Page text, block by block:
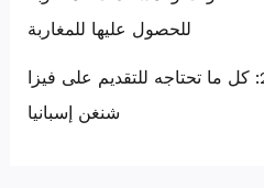
للحصول عليها للمغاربة
وثائق فيزا اسبانيا 2025: كل ما تحتاجه للتقديم على فيزا
شنغن إسبانيا